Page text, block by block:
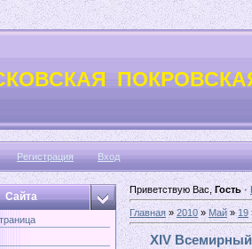
Регистрация Вход
Приветствую Вас,Гость·
Главная»2010 » Май » 19
XIV